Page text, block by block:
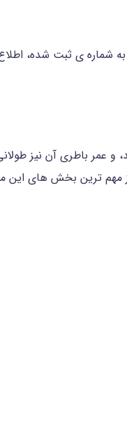
شماره ی ثبت شده،
عمر باطری آن نیز
مهم ترین بخش های این